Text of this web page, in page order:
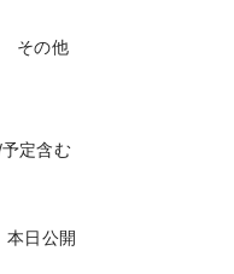
その他
定含む
本日公開